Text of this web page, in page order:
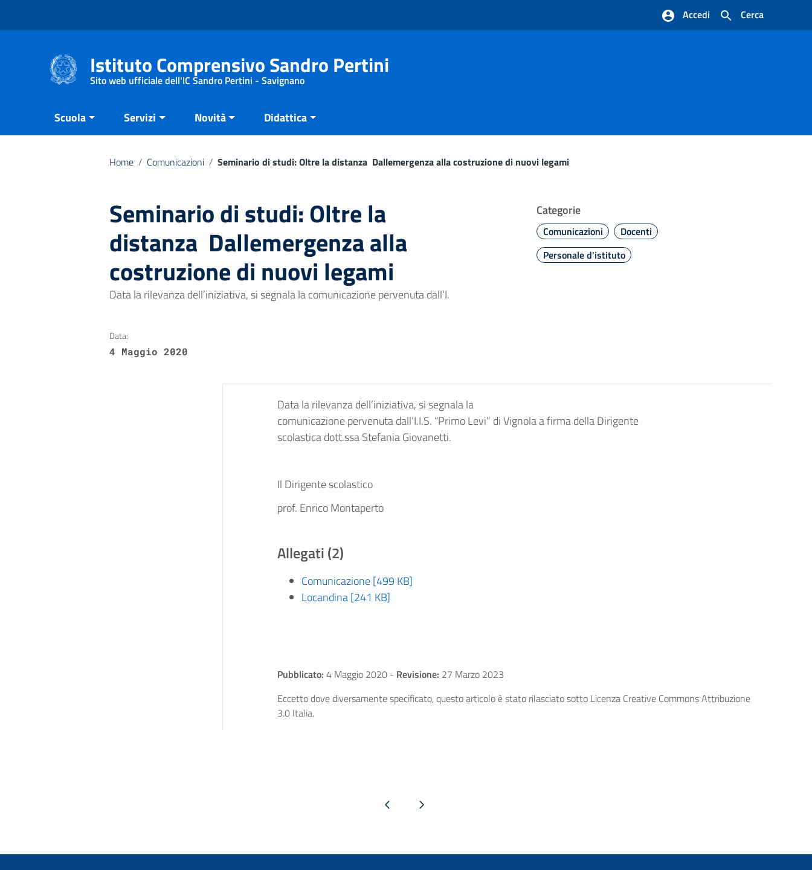
Cerca
Accedi
Istituto Comprensivo Sandro Pertini
Sito web ufficiale dell'IC Sandro Pertini - Savignano
Scuola Servizi Novità Didattica
Home / Comunicazioni / Seminario di studi: Oltre la distanza  Dallemergenza alla costruzione di nuovi legami
Seminario di studi: Oltre la
distanza  Dallemergenza alla
costruzione di nuovi legami
Data la rilevanza dell’iniziativa, si segnala la comunicazione pervenuta dall’I.
Categorie
Comunicazioni
Docenti
Personale d'istituto
Data:
4 Maggio 2020
Data la rilevanza dell’iniziativa, si segnala la
comunicazione pervenuta dall’I.I.S. “Primo Levi” di Vignola a firma della Dirigente
scolastica dott.ssa Stefania Giovanetti.
Il Dirigente scolastico
prof. Enrico Montaperto
Allegati (2)
Comunicazione [499 KB]
Locandina [241 KB]
Pubblicato: 4 Maggio 2020 - Revisione: 27 Marzo 2023
Eccetto dove diversamente specificato, questo articolo è stato rilasciato sotto Licenza Creative Commons Attribuzione
3.0 Italia.
Pagina precedentePagina successiva